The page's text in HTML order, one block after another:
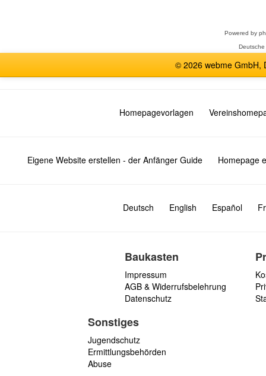
Powered by
© 2026 webme GmbH,
Homepagevorlagen
Eigene Website erstellen - der Anfänger Guide Homepage
Deutsch English Español
Baukasten
Impressum
AGB & Widerrufsbelehrung
Datenschutz
Sonstiges
Jugendschutz
Ermittlungsbehörden
Abuse